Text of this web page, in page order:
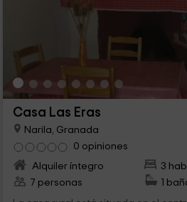
Casa Las Eras
Narila, Granada
0 opiniones
Alquiler íntegro
3
7 personas
1